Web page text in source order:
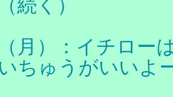
続く）
月）：イチロー
いちゅうがいいよ